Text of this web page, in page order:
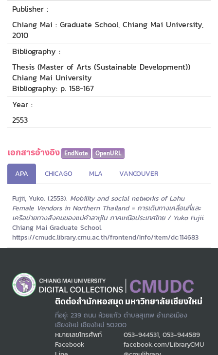
Publisher :
Chiang Mai : Graduate School, Chiang Mai University,
2010
Bibliography :
Thesis (Master of Arts (Sustainable Development))
Chiang Mai University
Bibliography: p. 158-167
Year :
2553
เอกสารอ้างอิง EndNote OpenURL
APA CHICAGO MLA VANCOUVER
Fujii, Yuko. (2553). Mobility and social networks of Lahu
Female Vendors in Northern Thailand = การเดินทางเคลื่อนที่และ
เครือข่ายทางสังคมของแม่ค้าลาหู่ใน ภาคเหนือประเทศไทย / Yuko Fujii.
Chiang Mai Graduate School.
https://cmudc.library.cmu.ac.th/frontend/Info/item/dc:114683
ติดต่อสำนักหอสมุด มหาวิทยาลัยเชียงใหม่
ที่อยู่: 239 ถนน ห้วยแก้ว ตำบลสุเทพ อำเภอเมือง
เชียงใหม่ เชียงใหม่ 50200
หมายเลขโทรศัพท์ 053-944531, 053-944589
Facebook
facebook.com/LibraryCMU